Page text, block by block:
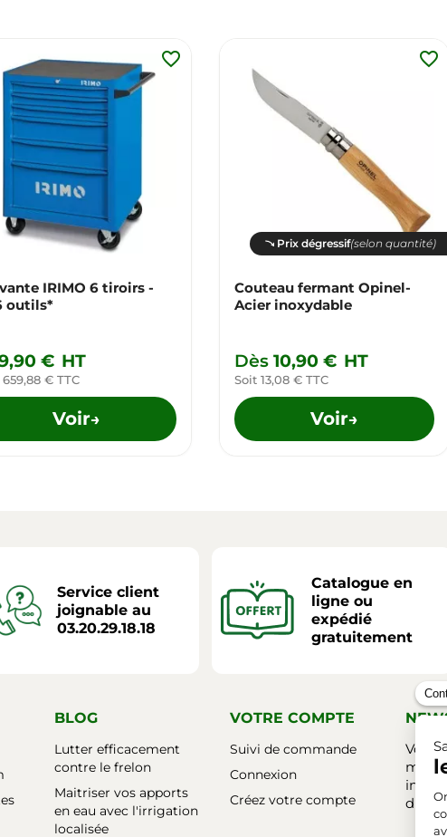
IRIMO 6 tiroirs -
outils*
€ HT
€ TTC
Voir→
favorite_border
Prix dégressif(selon quantité)
Couteau fermant Opinel-
Acier inoxydable
Dès 10,90 € HT
Soit 13,08 € TTC
Voir→
favorite_border
Service client
joignable au
03.20.29.18.18
Catalogue en
ligne ou
expédié
gratuitement
BLOG
Lutter efficacement
contre le frelon
Maitriser vos apports
en eau avec l'irrigation
localisée
VOTRE COMPTE
Suivi de commande
Connexion
Créez votre compte
Vous